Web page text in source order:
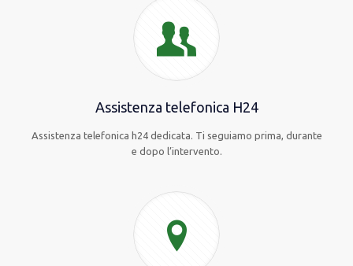
Assistenza telefonica H24
Assistenza telefonica h24 dedicata. Ti seguiamo prima, durante
e dopo l’intervento.